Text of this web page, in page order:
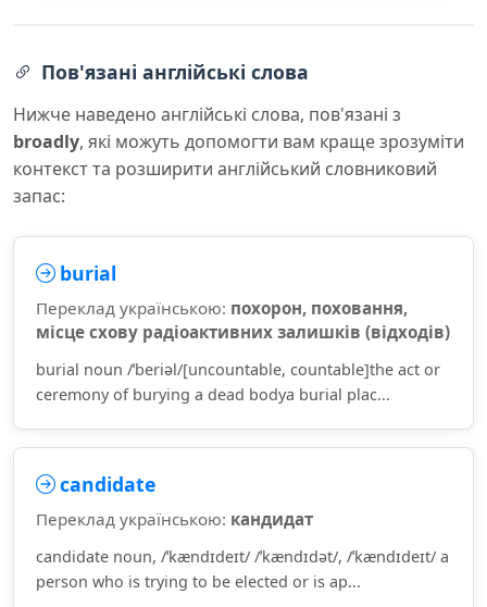
Пов'язані англійські слова
Нижче наведено англійські слова, пов'язані з
broadly, які можуть допомогти вам краще зрозуміти
контекст та розширити англійський словниковий
запас:
burial
Переклад українською: похорон, поховання,
місце схову радіоактивних залишків (відходів)
burial noun /ˈberiəl/[uncountable, countable]the act or
ceremony of burying a dead bodya burial plac...
candidate
Переклад українською: кандидат
candidate noun, /ˈkændɪdeɪt/ /ˈkændɪdət/, /ˈkændɪdeɪt/ a
person who is trying to be elected or is ap...